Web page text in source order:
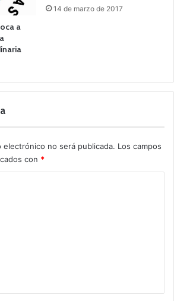
a
14 de marzo de 2017
no será publicada. Los campos
con *